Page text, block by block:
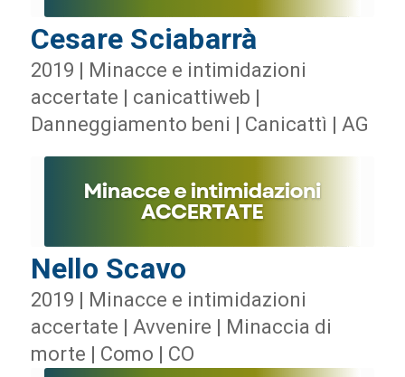
Cesare Sciabarrà
2019 | Minacce e intimidazioni
accertate | canicattiweb |
Danneggiamento beni | Canicattì | AG
Nello Scavo
2019 | Minacce e intimidazioni
accertate | Avvenire | Minaccia di
morte | Como | CO